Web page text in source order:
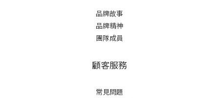
品牌故事
品牌精神
團隊成員
顧客服務
常見問題